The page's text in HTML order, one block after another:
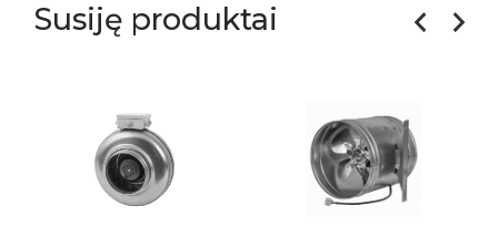
Susiję produktai